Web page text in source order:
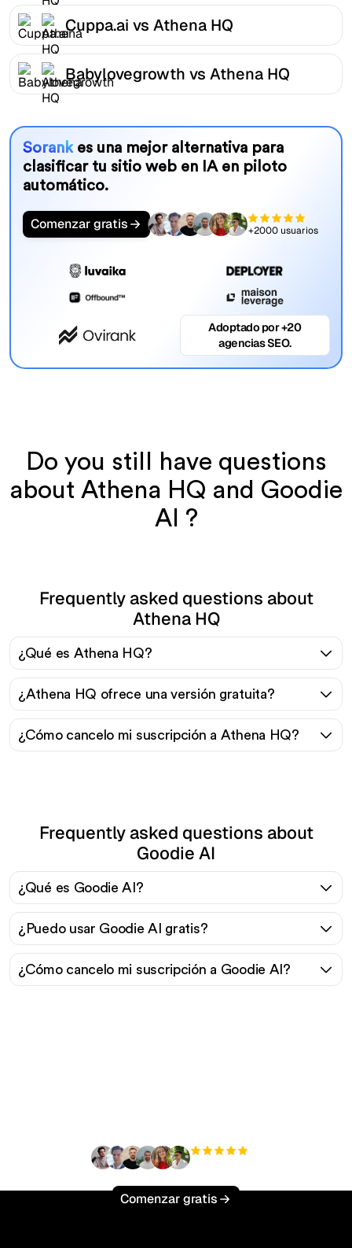
Cuppa.ai vs Athena HQ
Babylovegrowth vs Athena HQ
Sorankes una mejor alternativa para
clasificar tu sitio web en IA en piloto
automático.
Comenzar gratis +2000 usuarios
Adoptado por +20
agencias SEO.
Do you still have questions
about Athena HQ and Goodie
AI ?
Frequently asked questions about
Athena HQ
¿Qué es Athena HQ?
¿Athena HQ ofrece una versión gratuita?
¿Cómo cancelo mi suscripción a Athena HQ?
Frequently asked questions about
Goodie AI
¿Qué es Goodie AI?
¿Puedo usar Goodie AI gratis?
¿Cómo cancelo mi suscripción a Goodie AI?
Comenzar gratis